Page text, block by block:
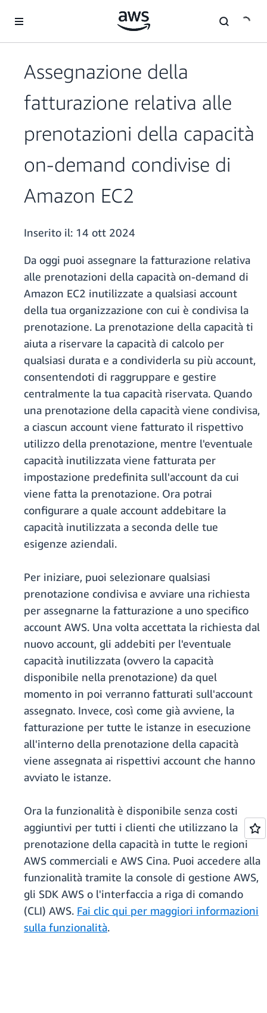
Assegnazione della
fatturazione relativa alle
prenotazioni della capacità
on-demand condivise di
Amazon EC2
Inserito il: 14 ott 2024
Da oggi puoi assegnare la fatturazione relativa
alle prenotazioni della capacità on-demand di
Amazon EC2 inutilizzate a qualsiasi account
della tua organizzazione con cui è condivisa la
prenotazione. La prenotazione della capacità ti
aiuta a riservare la capacità di calcolo per
qualsiasi durata e a condividerla su più account,
consentendoti di raggruppare e gestire
centralmente la tua capacità riservata. Quando
una prenotazione della capacità viene condivisa,
a ciascun account viene fatturato il rispettivo
utilizzo della prenotazione, mentre l'eventuale
capacità inutilizzata viene fatturata per
impostazione predefinita sull'account da cui
viene fatta la prenotazione. Ora potrai
configurare a quale account addebitare la
capacità inutilizzata a seconda delle tue
esigenze aziendali.
Per iniziare, puoi selezionare qualsiasi
prenotazione condivisa e avviare una richiesta
per assegnarne la fatturazione a uno specifico
account AWS. Una volta accettata la richiesta dal
nuovo account, gli addebiti per l'eventuale
capacità inutilizzata (ovvero la capacità
disponibile nella prenotazione) da quel
momento in poi verranno fatturati sull'account
assegnato. Invece, così come già avviene, la
fatturazione per tutte le istanze in esecuzione
all'interno della prenotazione della capacità
viene assegnata ai rispettivi account che hanno
avviato le istanze.
Ora la funzionalità è disponibile senza costi
aggiuntivi per tutti i clienti che utilizzano la
prenotazione della capacità in tutte le regioni
AWS commerciali e AWS Cina. Puoi accedere alla
funzionalità tramite la console di gestione AWS,
gli SDK AWS o l'interfaccia a riga di comando
(CLI) AWS. Fai clic qui per maggiori informazioni
sulla funzionalità.